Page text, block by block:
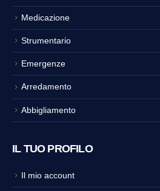
Medicazione
Strumentario
Emergenze
Arredamento
Abbigliamento
IL TUO PROFILO
Il mio account